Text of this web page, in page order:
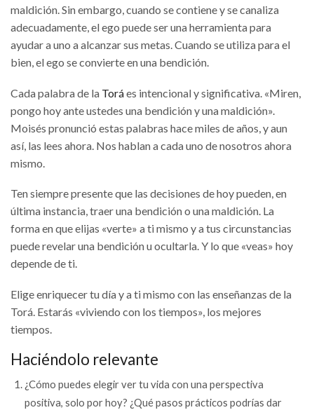
maldición. Sin embargo, cuando se contiene y se canaliza
adecuadamente, el ego puede ser una herramienta para
ayudar a uno a alcanzar sus metas. Cuando se utiliza para el
bien, el ego se convierte en una bendición.
Cada palabra de la Toráes intencional y significativa. «Miren,
pongo hoy ante ustedes una bendición y una maldición».
Moisés pronunció estas palabras hace miles de años, y aun
así, las lees ahora. Nos hablan a cada uno de nosotros ahora
mismo.
Ten siempre presente que las decisiones de hoy pueden, en
última instancia, traer una bendición o una maldición. La
forma en que elijas «verte» a ti mismo y a tus circunstancias
puede revelar una bendición u ocultarla. Y lo que «veas» hoy
depende de ti.
Elige enriquecer tu día y a ti mismo con las enseñanzas de la
Torá. Estarás «viviendo con los tiempos», los mejores
tiempos.
Haciéndolo relevante
¿Cómo puedes elegir ver tu vida con una perspectiva
positiva, solo por hoy? ¿Qué pasos prácticos podrías dar